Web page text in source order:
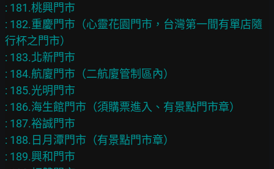
: 181.桃興門市
: 182.重慶門市（心靈花園門市，台灣第一間有單店隨
行杯之門市）
: 183.北新門市
: 184.航廈門市（二航廈管制區內）
: 185.光明門市
: 186.海生館門市（須購票進入、有景點門市章）
: 187.裕誠門市
: 188.日月潭門市（有景點門市章）
: 189.興和門市